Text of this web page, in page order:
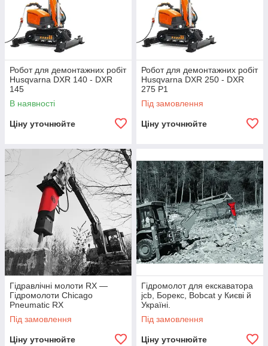
Робот для демонтажних робіт
Husqvarna DXR 140 - DXR
145
В наявності
Ціну уточнюйте
Робот для демонтажних робіт
Husqvarna DXR 250 - DXR
275 Р1
Під замовлення
Ціну уточнюйте
Гідравлічні молоти RX —
Гідромолоти Chicago
Pneumatic RX
Під замовлення
Ціну уточнюйте
Гідромолот для екскаватора
jcb, Борекс, Bobcat у Києві й
Україні.
Під замовлення
Ціну уточнюйте